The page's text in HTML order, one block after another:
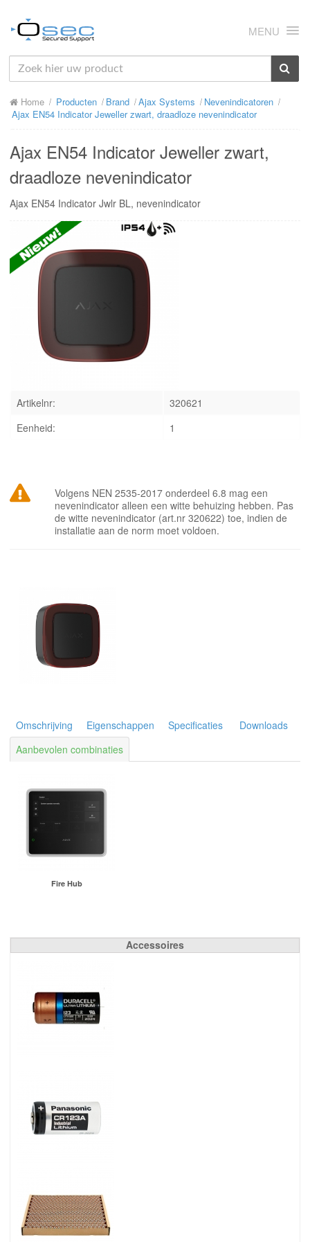
MENU
HOME
OVER ONS
PRODUCTEN
MIJN OSEC
CONTACT
INLOGGEN
Home Producten Brand Ajax Systems
Nevenindicatoren
Ajax EN54 Indicator Jeweller zwart, draadloze nevenindicator
Ajax EN54 Indicator Jeweller zwart,
draadloze nevenindicator
Ajax EN54 Indicator Jwlr BL, nevenindicator
Artikelnr:
320621
Eenheid:
1
Volgens NEN 2535-2017 onderdeel 6.8 mag een
nevenindicator alleen een witte behuizing hebben. Pas
de witte nevenindicator (art.nr 320622) toe, indien de
installatie aan de norm moet voldoen.
Omschrijving Eigenschappen Specificaties
Downloads
Aanbevolen combinaties
Fire Hub
Accessoires